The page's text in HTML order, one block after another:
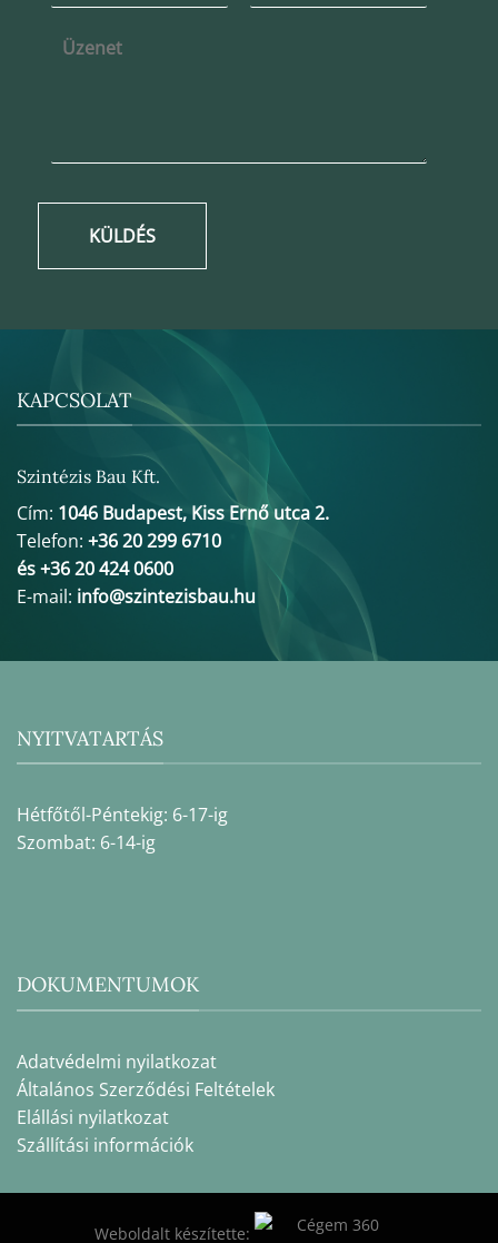
KÜLDÉS
KAPCSOLAT
Szintézis Bau Kft.
Cím: 1046 Budapest, Kiss Ernő utca 2.
Telefon: +36 20 299 6710
és +36 20 424 0600
E-mail: info@szintezisbau.hu
NYITVATARTÁS
Hétfőtől-Péntekig: 6-17-ig
Szombat: 6-14-ig
DOKUMENTUMOK
Adatvédelmi nyilatkozat
Általános Szerződési Feltételek
Elállási nyilatkozat
Szállítási információk
Weboldalt készítette: